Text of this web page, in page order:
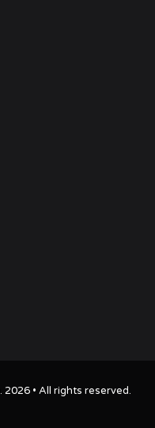
. 2026 • All rights reserved.